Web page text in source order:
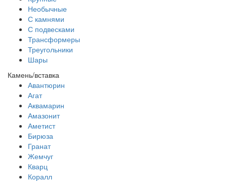
Необычные
С камнями
С подвесками
Трансформеры
Треугольники
Шары
Камень/вставка
Авантюрин
Агат
Аквамарин
Амазонит
Аметист
Бирюза
Гранат
Жемчуг
Кварц
Коралл